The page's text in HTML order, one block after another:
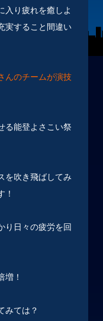
入り疲れを癒しよ
実すること間違い
んのチームが演技
る能登よさこい祭
を吹き飛ばしてみ
！
り日々の疲労を回
増！
みては？